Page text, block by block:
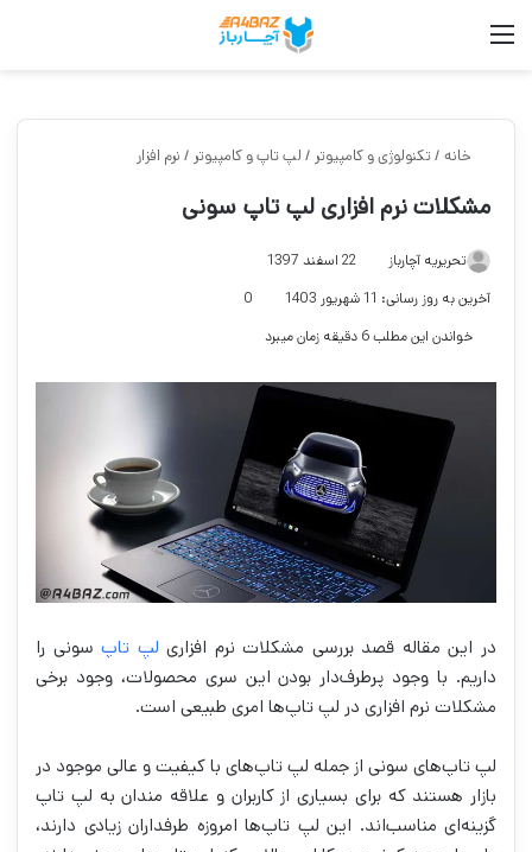
خانه /تکنولوژی و کامپیوتر / لپ تاپ و کامپیوتر / نرم افزار
مشکلات نرم افزاری لپ تاپ سونی
تحریریه آچارباز
22 اسفند 1397
آخرین به روز رسانی: 11 شهریور 1403
0
خواندن این مطلب 6 دقیقه زمان میبرد
در این مقاله قصد بررسی مشکلات نرم افزاری لپ تاپسونی را
داریم. با وجود پرطرف‌دار بودن این سری محصولات، وجود برخی
مشکلات نرم افزاری در لپ تاپ‌ها امری طبیعی است.
لپ تاپ‌های سونی از جمله لپ تاپ‌های با کیفیت و عالی موجود در
بازار هستند که برای بسیاری از کاربران و علاقه مندان به لپ تاپ
گزینه‌ای مناسب‌اند. این لپ تاپ‌ها امروزه طرفداران زیادی دارند،